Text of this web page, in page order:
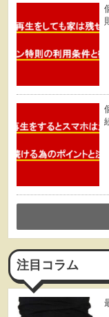
注目コラム